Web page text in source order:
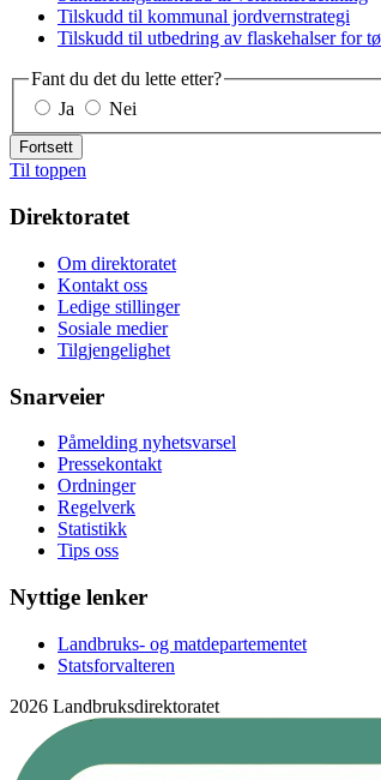
Tilskudd til kommunal jordvernstrategi
Tilskudd til utbedring av flaskehalser for
Fant du det du lette etter?
Ja
Nei
Fortsett
Til toppen
Direktoratet
Om direktoratet
Kontakt oss
Ledige stillinger
Sosiale medier
Tilgjengelighet
Snarveier
Påmelding nyhetsvarsel
Pressekontakt
Ordninger
Regelverk
Statistikk
Tips oss
Nyttige lenker
Landbruks- og matdepartementet
Statsforvalteren
2026 Landbruksdirektoratet